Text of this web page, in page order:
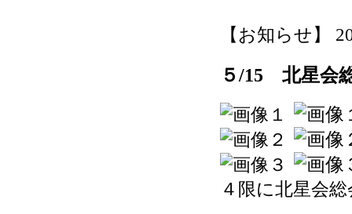
【お知らせ】
５/15 北星会
４限に北星会